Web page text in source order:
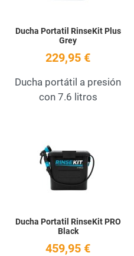
Ducha Portatil RinseKit Plus
Grey
229,95 €
Ducha portátil a presión
con 7.6 litros
Quick View
Ducha Portatil RinseKit PRO
Black
459,95 €